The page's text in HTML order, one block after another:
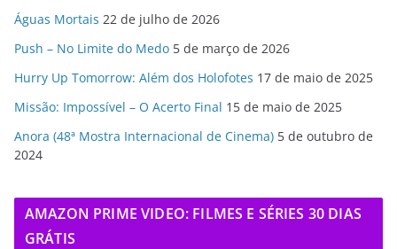
Águas Mortais 22 de julho de 2026
Push – No Limite do Medo 5 de março de 2026
Hurry Up Tomorrow: Além dos Holofotes 17 de maio de 2025
Missão: Impossível – O Acerto Final 15 de maio de 2025
Anora (48ª Mostra Internacional de Cinema) 5 de outubro de
2024
AMAZON PRIME VIDEO: FILMES E SÉRIES 30 DIAS
GRÁTIS